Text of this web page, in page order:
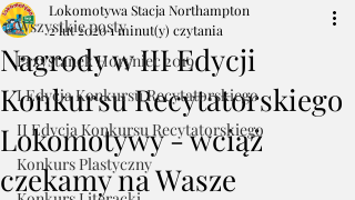
Wszystkie posty
Przystanek Horyniec 2019
I Edycja Konkursu Recytatorskiego
II Edycja Konkursu Recytatorskiego
Konkurs Plastyczny
Nagrody w III Edycji
Konkursu Recytatorskiego
Lokomotywy - wciąż
czekamy na Wasze
Lokomotywa Stacja Northampton
2 lut 20201 minut(y) czytania